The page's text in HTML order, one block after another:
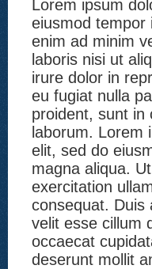
Lorem ipsum
eiusmod tempor
enim ad minim
laboris nisi ut
irure dolor in
eu fugiat nulla
proident, sunt in
laborum. Lorem
elit, sed do
magna aliqua.
exercitation
consequat. Duis
velit esse cillum
occaecat
deserunt mollit